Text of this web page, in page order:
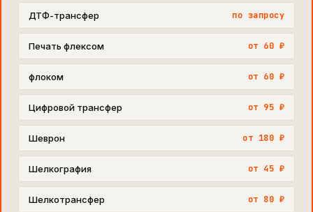
ДТФ-трансфер по запросу
Печать флексом от 60 ₽
флоком от 60 ₽
Цифровой трансфер от 95 ₽
Шеврон от 180 ₽
Шелкография от 45 ₽
Шелкотрансфер от 80 ₽